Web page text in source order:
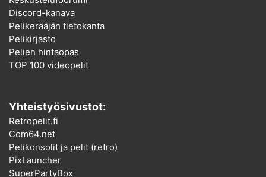
Discord-kanava
Pelikerääjän tietokanta
Pelikirjasto
Pelien hintaopas
TOP 100 videopelit
Yhteistyösivustot:
Retropelit.fi
Com64.net
Pelikonsolit ja pelit (retro)
PixLauncher
SuperPartyBox